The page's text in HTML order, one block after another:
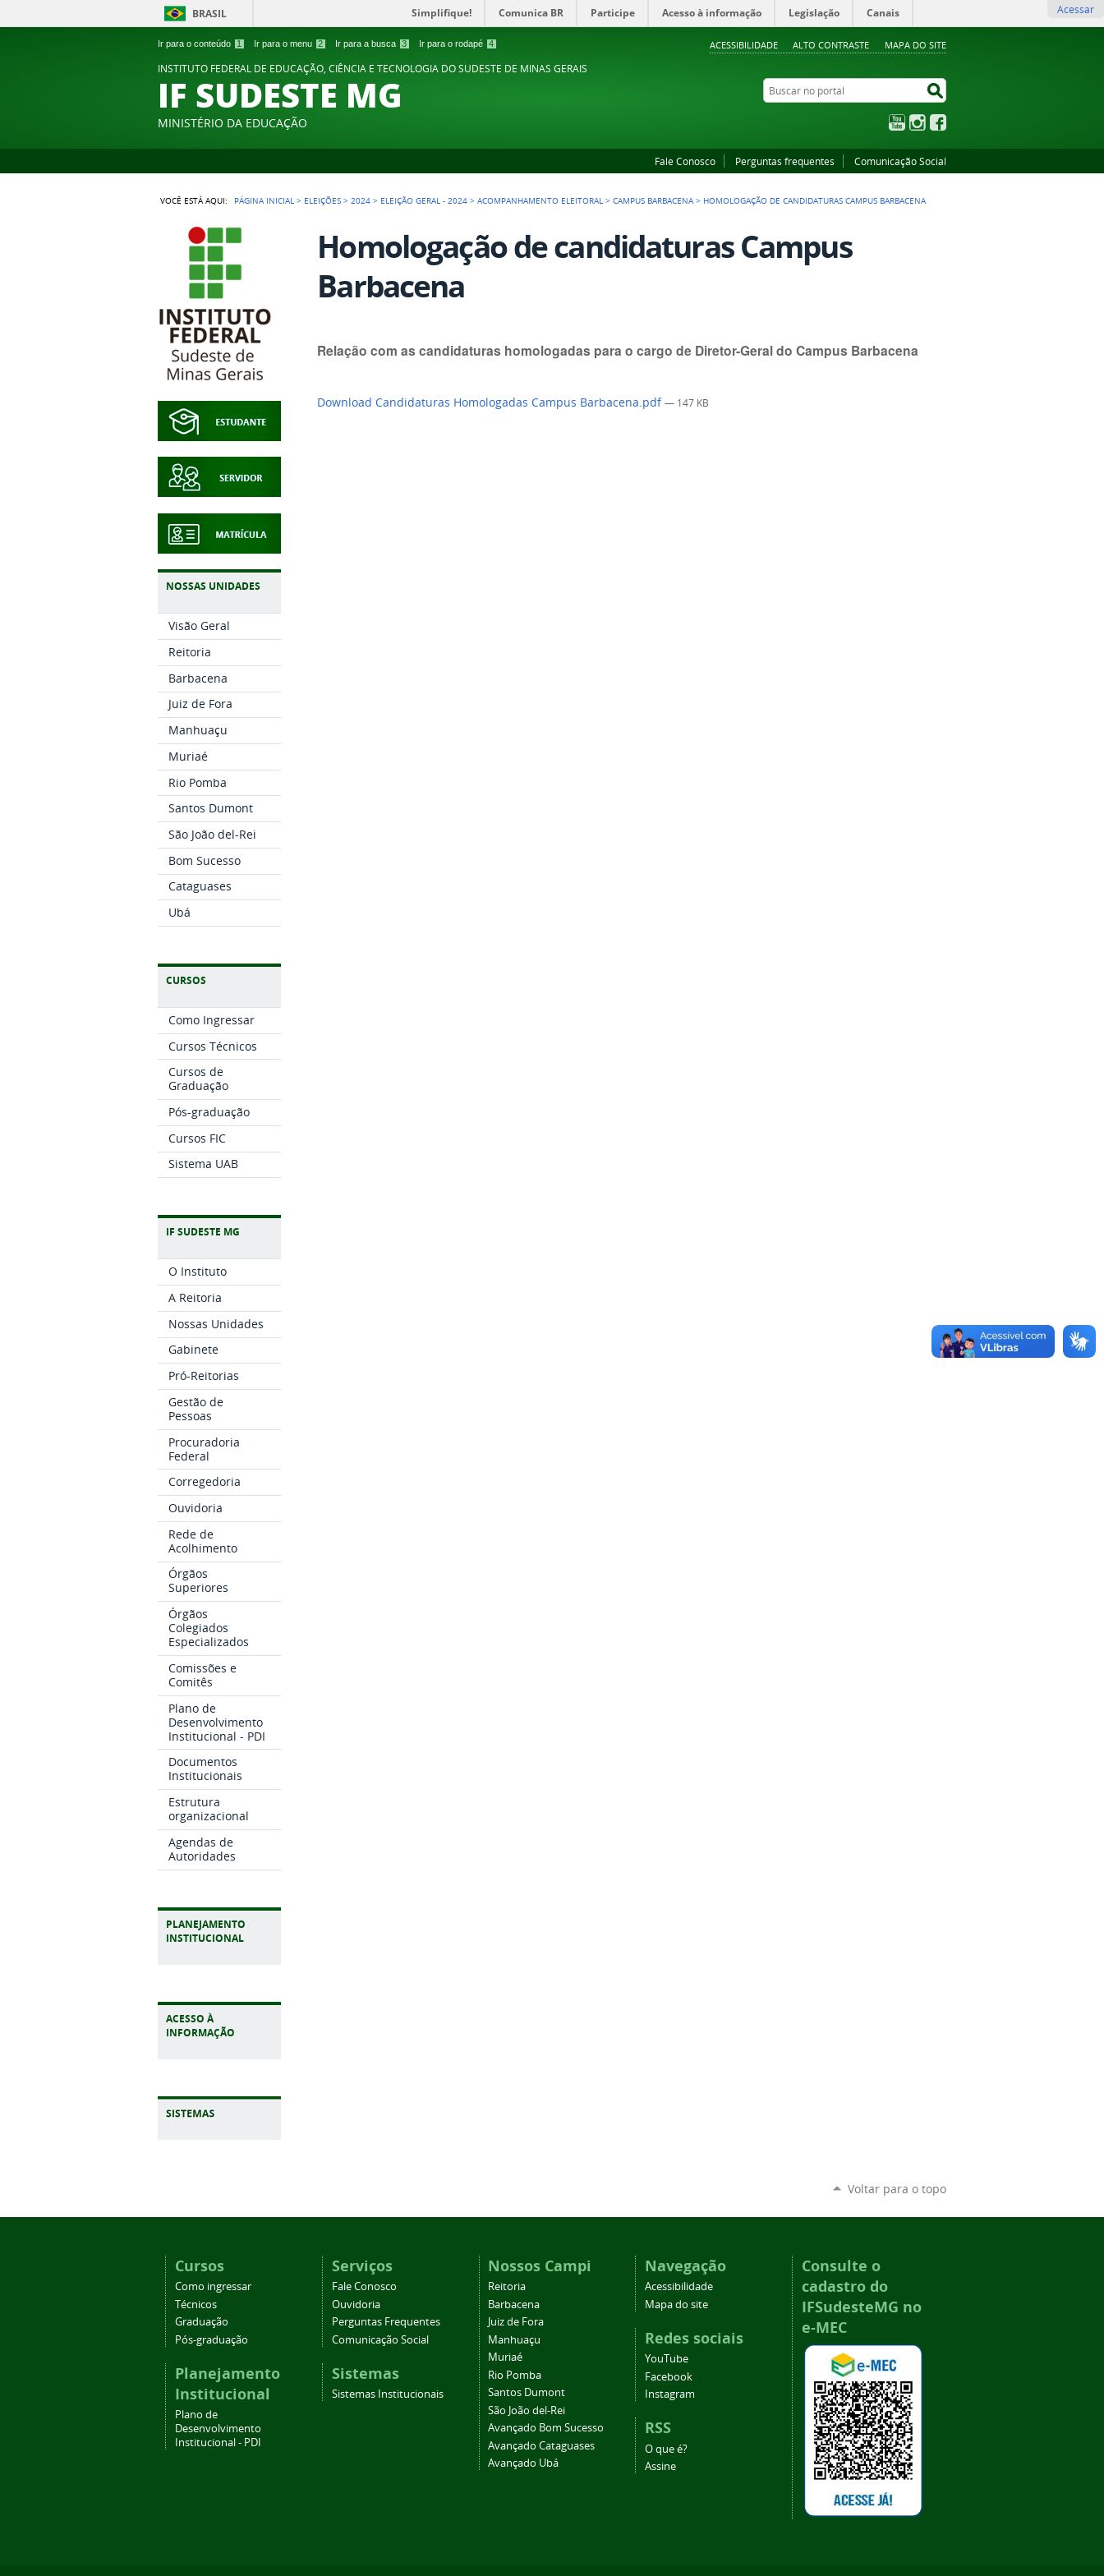
Ir para o conteúdo 1 Ir para o menu 2 Ir para a busca 3 Ir para o rodapé 4 ACESSIBILIDADE ALTO CONTRASTE MAPA DO SITE
BRASIL Simplifique! Comunica BR Participe Acesso à informação Legislação Canais Acessar
INSTITUTO FEDERAL DE EDUCAÇÃO, CIÊNCIA E TECNOLOGIA DO SUDESTE DE MINAS GERAIS
IF SUDESTE MG
MINISTÉRIO DA EDUCAÇÃO
Buscar no portal
YouTubeInstagram
Fale Conosco Perguntas frequentes Comunicação Social
VOCÊ ESTÁ AQUI: PÁGINA INICIAL > ELEIÇÕES >2024 > ELEIÇÃO GERAL - 2024 >ACOMPANHAMENTO ELEITORAL >CAMPUS BARBACENA > HOMOLOGAÇÃO DE CANDIDATURAS CAMPUS BARBACENA
NOSSAS UNIDADES
Visão Geral
Reitoria
Barbacena
Juiz de Fora
Manhuaçu
Muriaé
Rio Pomba
Santos Dumont
São João del-Rei
Bom Sucesso
Cataguases
Ubá
CURSOS
Como Ingressar
Cursos Técnicos
Cursos de
Graduação
Pós-graduação
Cursos FIC
Sistema UAB
IF SUDESTE MG
O Instituto
A Reitoria
Nossas Unidades
Gabinete
Pró-Reitorias
Gestão de
Pessoas
Procuradoria
Federal
Corregedoria
Ouvidoria
Rede de
Acolhimento
Órgãos
Superiores
Órgãos
Colegiados
Especializados
Comissões e
Comitês
Plano de
Desenvolvimento
Institucional - PDI
Documentos
Institucionais
Estrutura
organizacional
Agendas de
Autoridades
PLANEJAMENTO
INSTITUCIONAL
ACESSO À
INFORMAÇÃO
Homologação de candidaturas Campus
Barbacena
Relação com as candidaturas homologadas para o cargo de Diretor-Geral do Campus Barbacena
Download Candidaturas Homologadas Campus Barbacena.pdf— 147 KB
Voltar para o topo
Cursos
Como ingressar
Técnicos
Graduação
Pós-graduação
Planejamento
Institucional
Plano de
Desenvolvimento
Institucional - PDI
Serviços
Fale Conosco
Ouvidoria
Perguntas Frequentes
Comunicação Social
Sistemas
Sistemas Institucionais
Nossos Campi
Reitoria
Barbacena
Juiz de Fora
Manhuaçu
Muriaé
Rio Pomba
Santos Dumont
São João del-Rei
Avançado Bom Sucesso
Avançado Cataguases
Avançado Ubá
Navegação
Acessibilidade
Mapa do site
Redes sociais
YouTube
Facebook
Instagram
RSS
O que é?
Assine
Consulte o
cadastro do
IFSudesteMG no
e-MEC